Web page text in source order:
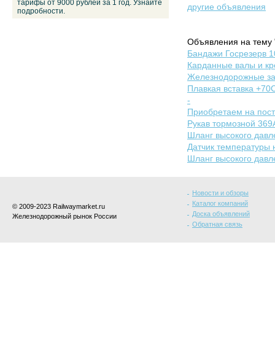
другие объявления
Объявления на тему
Бандажи Госрезерв
Карданные валы и
Железнодорожные
Плавкая вставка
-
Приобретаем на
Рукав тормозной
Шланг высокого
Датчик температуры
Шланг высокого
тарифы от 9000 рублей за 1 год. Узнайте
подробности.
© 2009-2023 Railwaymarket.ru
Железнодорожный рынок России
Новости и обзоры
Каталог компаний
Доска объявлений
Обратная связь